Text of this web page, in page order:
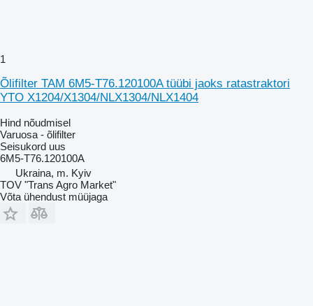
1
Õlifilter TAM 6M5-T76.120100A tüübi jaoks ratastraktori
YTO X1204/X1304/NLX1304/NLX1404
Hind nõudmisel
Varuosa - õlifilter
Seisukord uus
6M5-T76.120100A
Ukraina, m. Kyiv
TOV "Trans Agro Market"
Võta ühendust müüjaga